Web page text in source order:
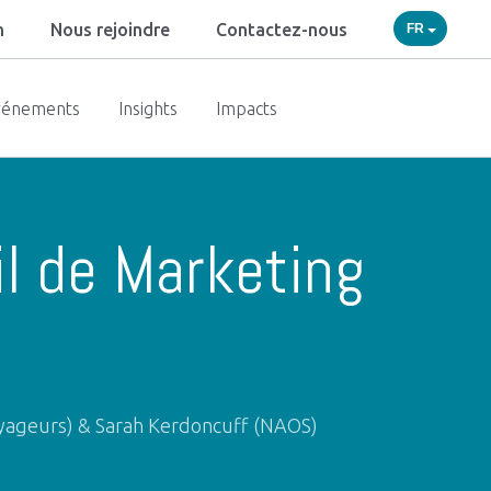
Nous rejoindre Contactez-nous FR
Insights Impacts
de Marketing
& Sarah Kerdoncuff (NAOS)